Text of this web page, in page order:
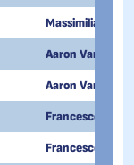
Massimiliano
Aaron Van
Aaron Van
Francesco
Francesco